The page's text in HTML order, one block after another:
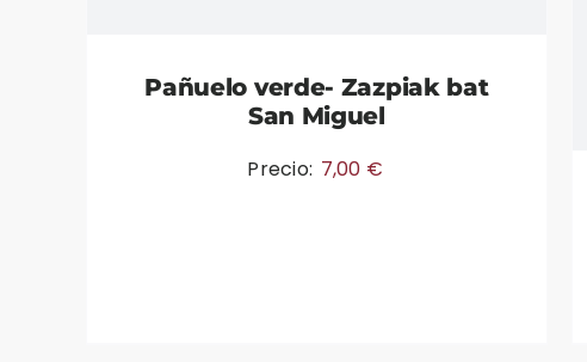
Pañuelo verde- Zazpiak bat
San Miguel
Precio: 7,00 €